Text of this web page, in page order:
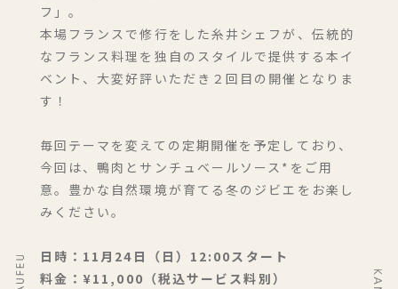
フ」。
本場フランスで修行をした糸井シェフが、伝統的
なフランス料理を独自のスタイルで提供する本イ
ベント、大変好評いただき２回目の開催となりま
す！
毎回テーマを変えての定期開催を予定しており、
今回は、鴨肉とサンチュベールソース*をご用
意。豊かな自然環境が育てる冬のジビエをお楽し
みください。
日時：11月24日（日）12:00スタート
料金：¥11,000（税込サービス料別）